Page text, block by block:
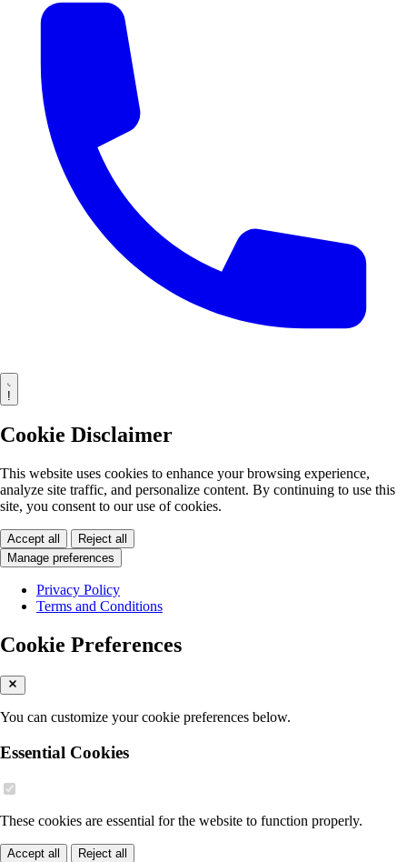
!
Cookie Disclaimer
This website uses cookies to enhance your browsing experience,
analyze site traffic, and personalize content. By continuing to use this
site, you consent to our use of cookies.
Accept all
Reject all
Manage preferences
Privacy Policy
Terms and Conditions
Cookie Preferences
You can customize your cookie preferences below.
Essential Cookies
These cookies are essential for the website to function properly.
Accept all Reject all